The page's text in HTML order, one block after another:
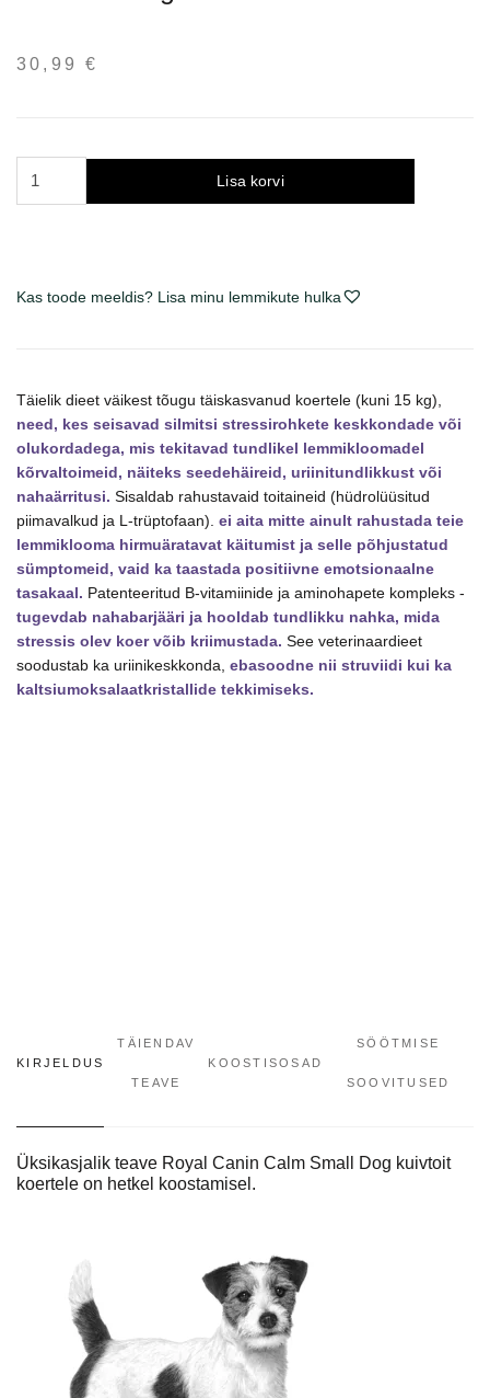
30,99€
sausas
kg
kogus
Lisa korvi
Kas toode meeldis? Lisa minu lemmikute hulka
Täielik dieet väikest tõugu täiskasvanud koertele (kuni 15 kg),
need, kes seisavad silmitsi stressirohkete keskkondade või
olukordadega, mis tekitavad tundlikel lemmikloomadel
kõrvaltoimeid, näiteks seedehäireid, uriinitundlikkust või
nahaärritusi. Sisaldab rahustavaid toitaineid (hüdrolüüsitud
piimavalkud ja L-trüptofaan). ei aita mitte ainult rahustada teie
lemmiklooma hirmuäratavat käitumist ja selle põhjustatud
sümptomeid, vaid ka taastada positiivne emotsionaalne
tasakaal. Patenteeritud B-vitamiinide ja aminohapete kompleks -
tugevdab nahabarjääri ja hooldab tundlikku nahka, mida
stressis olev koer võib kriimustada. See veterinaardieet
soodustab ka uriinikeskkonda, ebasoodne nii struviidi kui ka
kaltsiumoksalaatkristallide tekkimiseks.
KIRJELDUS
TÄIENDAV
TEAVE
KOOSTISOSAD
SÖÖTMISE
SOOVITUSED
Üksikasjalik teave Royal Canin Calm Small Dog kuivtoit
koertele on hetkel koostamisel.